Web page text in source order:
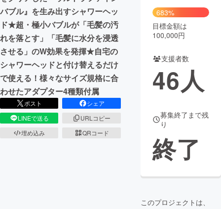
CAMPFIRE for Social Good
CAMPFIRE Creation
CAMPFIREふるさと納税machi-ya コミュニティ
バブル』を生み出すシャワーヘッ
ド★超・極小バブルが「毛髪の汚
れを落とす」「毛髪に水分を浸透
させる」のW効果を発揮★自宅の
シャワーヘッドと付け替えるだけ
で使える！様々なサイズ規格に合
わせたアダプター4種類付属
ポスト
シェア
LINEで送る
URLコピー
埋め込み
QRコード
683%
目標金額は
100,000円
支援者数
46人
募集終了まで残
り
終了
このプロジェクトは、